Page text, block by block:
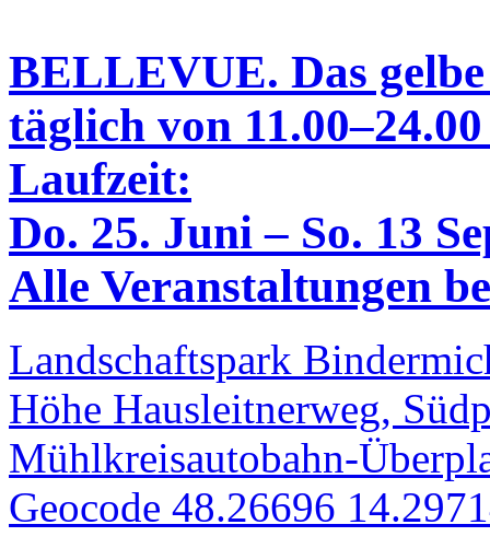
BELLEVUE. Das
täglich von
Laufzeit:
Do. 25. Juni – So. 13
Alle Veranstaltungen
Landschaftspark
Höhe Hausleitnerweg,
Mühlkreisautobahn-
Geocode 48.26696